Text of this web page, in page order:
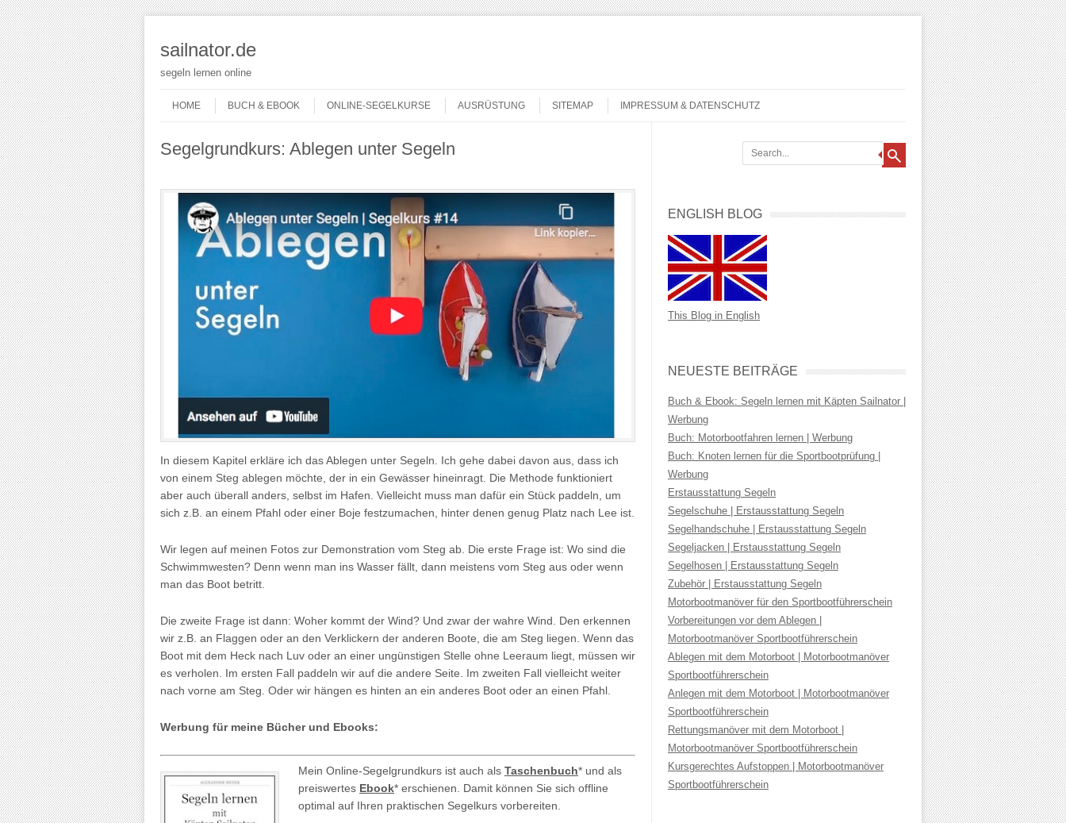
sailnator.de
segeln lernen online
Menu
HOME
BUCH & EBOOK ONLINE-SEGELKURSE AUSRÜSTUNG SITEMAP IMPRESSUM & DATENSCHUTZ
Segelgrundkurs: Ablegen unter Segeln
In diesem Kapitel erkläre ich das Ablegen unter Segeln. Ich gehe dabei davon aus, dass ich
von einem Steg ablegen möchte, der in ein Gewässer hineinragt. Die Methode funktioniert
aber auch überall anders, selbst im Hafen. Vielleicht muss man dafür ein Stück paddeln, um
sich z.B. an einem Pfahl oder einer Boje festzumachen, hinter denen genug Platz nach Lee ist.
Wir legen auf meinen Fotos zur Demonstration vom Steg ab. Die erste Frage ist: Wo sind die
Schwimmwesten? Denn wenn man ins Wasser fällt, dann meistens vom Steg aus oder wenn
man das Boot betritt.
Die zweite Frage ist dann: Woher kommt der Wind? Und zwar der wahre Wind. Den erkennen
wir z.B. an Flaggen oder an den Verklickern der anderen Boote, die am Steg liegen. Wenn das
Boot mit dem Heck nach Luv oder an einer ungünstigen Stelle ohne Leeraum liegt, müssen wir
es verholen. Im ersten Fall paddeln wir auf die andere Seite. Im zweiten Fall vielleicht weiter
nach vorne am Steg. Oder wir hängen es hinten an ein anderes Boot oder an einen Pfahl.
Werbung für meine Bücher und Ebooks:
Mein Online-Segelgrundkurs ist auch als Taschenbuch* und als
preiswertes Ebook* erschienen. Damit können Sie sich offline
optimal auf Ihren praktischen Segelkurs vorbereiten.
ENGLISH BLOG
This Blog in English
NEUESTE BEITRÄGE
Buch & Ebook: Segeln lernen mit Käpten Sailnator |
Werbung
Buch: Motorbootfahren lernen | Werbung
Buch: Knoten lernen für die Sportbootprüfung |
Werbung
Erstausstattung Segeln
Segelschuhe | Erstausstattung Segeln
Segelhandschuhe | Erstausstattung Segeln
Segeljacken | Erstausstattung Segeln
Segelhosen | Erstausstattung Segeln
Zubehör | Erstausstattung Segeln
Motorbootmanöver für den Sportbootführerschein
Vorbereitungen vor dem Ablegen |
Motorbootmanöver Sportbootführerschein
Ablegen mit dem Motorboot | Motorbootmanöver
Sportbootführerschein
Anlegen mit dem Motorboot | Motorbootmanöver
Sportbootführerschein
Rettungsmanöver mit dem Motorboot |
Motorbootmanöver Sportbootführerschein
Kursgerechtes Aufstoppen | Motorbootmanöver
Sportbootführerschein